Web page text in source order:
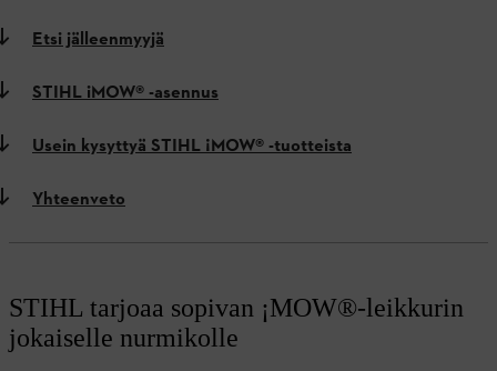
Etsi jälleenmyyjä
STIHL iMOW® -asennus
Usein kysyttyä STIHL ¡MOW® -tuotteista
Yhteenveto
STIHL tarjoaa sopivan ¡MOW®-leikkurin
jokaiselle nurmikolle